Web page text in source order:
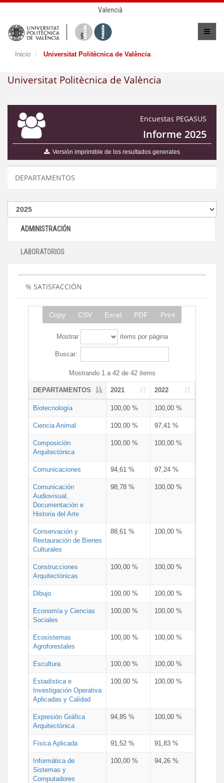
Valencià
Inicio Universitat Politècnica de València
Universitat Politècnica de València
Encuestas PEGASUS
Informe 2025
Versión imprimible de los resultados generales
DEPARTAMENTOS
ADMINISTRACIÓN
LABORATORIOS
% SATISFACCIÓN
Copy CSV Excel PDF Print
Mostrar items por página
Buscar:
Mostrando 1 a 42 de 42 items
DEPARTAMENTOS 2021 2022
Biotecnología 100,00 % 100,00 %
Ciencia Animal 100,00 % 97,41 %
Composición
Arquitectónica
100,00 % 100,00 %
Comunicaciones 94,61 % 97,24 %
Comunicación
Audiovisual,
Documentación e
Historia del Arte
98,78 % 100,00 %
Conservación y
Restauración de Bienes
Culturales
88,61 % 100,00 %
Construcciones
Arquitectónicas
100,00 % 100,00 %
Dibujo 100,00 % 100,00 %
Economía y Ciencias
Sociales
100,00 % 100,00 %
Ecosistemas
Agroforestales
100,00 % 100,00 %
Escultura 100,00 % 100,00 %
Estadística e
Investigación Operativa
Aplicadas y Calidad
100,00 % 100,00 %
Expresión Gráfica
Arquitectónica
94,85 % 100,00 %
Física Aplicada 91,52 % 91,83 %
Informática de
Sistemas y
Computadores
100,00 % 94,26 %